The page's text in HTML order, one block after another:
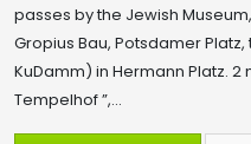
passes by the Jewish
Gropius Bau, Potsdamer
KuDamm) in Hermann Platz. 2
Tempelhof ”,...